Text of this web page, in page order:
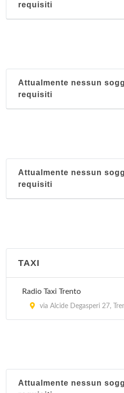
requisiti
Attualmente nessun
requisiti
Attualmente nessun
requisiti
TAXI
Radio Taxi Trento
via Alcide Degasperi 27,
Attualmente nessun